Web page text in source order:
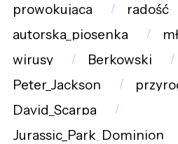
prowokująca
radość
autorska_piosenka
wirusy
Berkowski
Peter_Jackson
David_Scarpa
Jurassic_Park_Dominion